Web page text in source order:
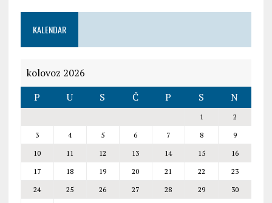
KALENDAR
kolovoz 2026
P
U S Č P S N
1
2
3
4 5 6 7 8
9
10
11 12 13 14 15
16
17
18 19 20 21 22
23
24
25 26 27 28 29 30